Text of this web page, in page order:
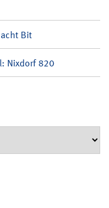
Bit
Nixdorf 820